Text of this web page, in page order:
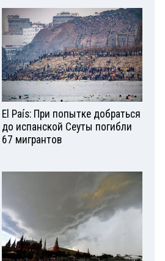
El País: При попытке добраться
до испанской Сеуты погибли
67 мигрантов